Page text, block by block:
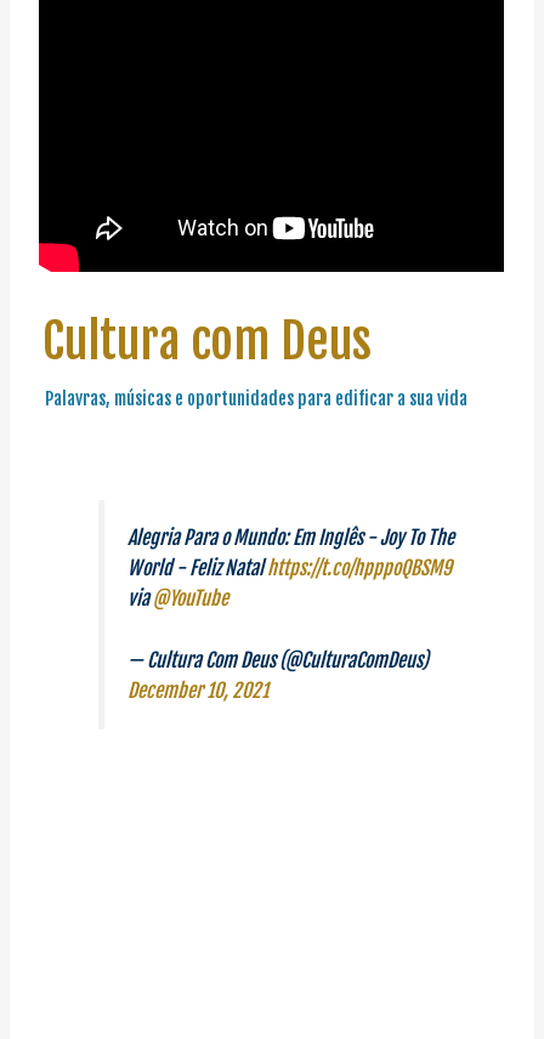
Cultura com Deus
Palavras, músicas e oportunidades para edificar a sua vida
Alegria Para o Mundo: Em Inglês - Joy To The
World - Feliz Natalhttps://t.co/hpppoQBSM9
via@YouTube
— Cultura Com Deus (@CulturaComDeus)
December 10, 2021